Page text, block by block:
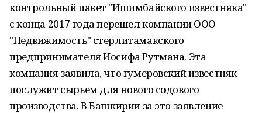
контрольный пакет "Ишимбайского известняка"
с конца 2017 года перешел компании ООО
"Недвижимость" стерлитамакского
предпринимателя Иосифа Рутмана. Эта
компания заявила, что гумеровский известняк
послужит сырьем для нового содового
производства. В Башкирии за это заявление